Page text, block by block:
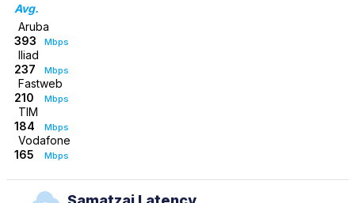
Avg.
Aruba
393
Mbps
Iliad
237
Mbps
Fastweb
210
Mbps
TIM
184
Mbps
Vodafone
165
Mbps